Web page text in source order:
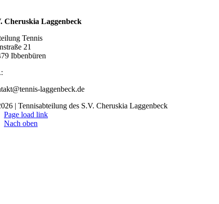
Cheruskia Laggenbeck
Tennis
21
Ibbenbüren
laggenbeck.de
| Tennisabteilung des S.V. Cheruskia Laggenbeck
Page load link
Nach oben